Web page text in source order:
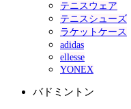
テニスウェア
テニスシューズ
ラケットケース
adidas
ellesse
YONEX
バドミントン